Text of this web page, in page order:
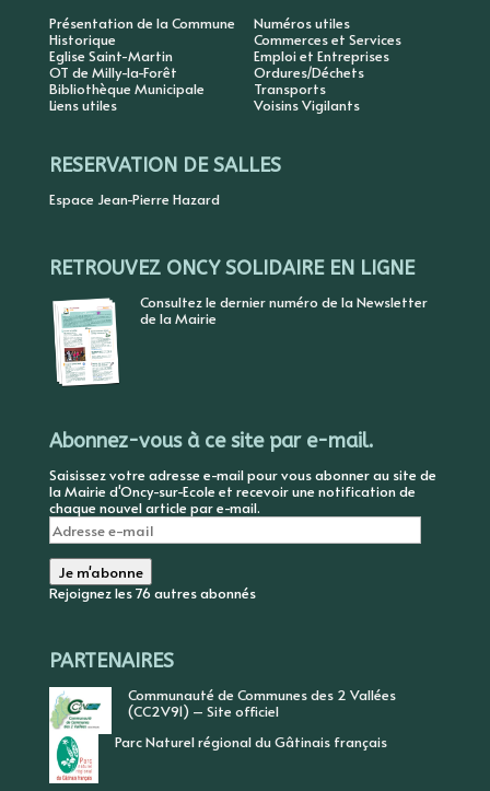
Présentation de la Commune
Historique
Eglise Saint-Martin
OT de Milly-la-Forêt
Bibliothèque Municipale
Liens utiles
Numéros utiles
Commerces et Services
Emploi et Entreprises
Ordures/Déchets
Transports
Voisins Vigilants
RESERVATION DE SALLES
Espace Jean-Pierre Hazard
RETROUVEZ ONCY SOLIDAIRE EN LIGNE
Consultez le dernier numéro de la Newsletter
de la Mairie
Abonnez-vous à ce site par e-mail.
Saisissez votre adresse e-mail pour vous abonner au site de
la Mairie d'Oncy-sur-Ecole et recevoir une notification de
chaque nouvel article par e-mail.
Adresse
e-
mail
Je m'abonne
Rejoignez les 76 autres abonnés
PARTENAIRES
Communauté de Communes des 2 Vallées
(CC2V91) – Site officiel
Parc Naturel régional du Gâtinais français